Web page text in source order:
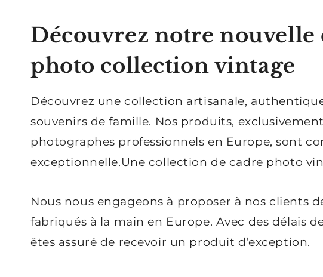
Découvrez notre
photo collection vintage
Découvrez une collection artisanale,
souvenirs de famille. Nos produits,
photographes professionnels en Europe, sont
exceptionnelle.Une collection de cadre photo
Nous nous engageons à proposer à nos clients
fabriqués à la main en Europe. Avec des délais
êtes assuré de recevoir un produit d’exception.